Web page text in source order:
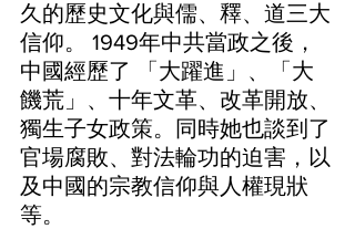
久的歷史文化與儒、釋、道三大
信仰。 1949年中共當政之後，
中國經歷了 「大躍進」、「大
饑荒」、十年文革、改革開放、
獨生子女政策。同時她也談到了
官場腐敗、對法輪功的迫害，以
及中國的宗教信仰與人權現狀
等。